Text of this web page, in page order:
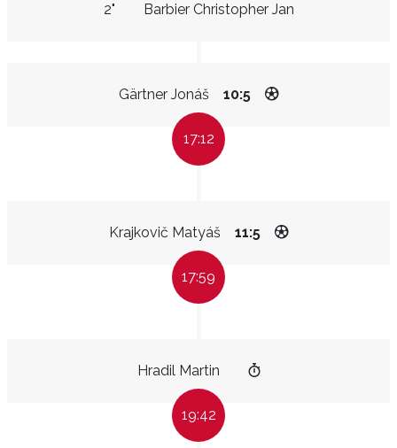
Barbier Christopher Jan
2"
Gärtner Jonáš 10:5
17:12
Krajkovič Matyáš 11:5
17:59
Hradil Martin
19:42